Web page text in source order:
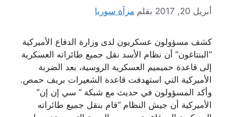
أبريل 20, 2017 بقلم مرآة سوريا
كشف مسؤولون عسكريون لدى وزارة الدفاع الأميركية
“البنتاغون” أن نظام الأسد نقل جميع طائراته العسكرية
إلى قاعدة حميميم العسكرية الروسية، بعد الضربة
الأميركية التي استهدفت قاعدة الشعيرات بريف حمص.
وأكد المسؤولون في حديث مع شبكة ” سي إن إن”
الأميركية أن جيش النظام “قام بنقل جميع طائراته